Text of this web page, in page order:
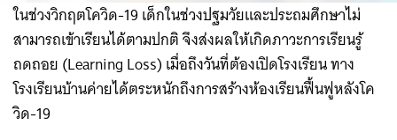
ในช่วงวิกฤตโควิด-19 เด็กในช่วงปฐมวัยและประถมศึกษาไม่
สามารถเข้าเรียนได้ตามปกติ จึงส่งผลให้เกิดภาวะการเรียนรู้
ถดถอย (Learning Loss) เมื่อถึงวันที่ต้องเปิดโรงเรียน ทาง
โรงเรียนบ้านค่ายได้ตระหนักถึงการสร้างห้องเรียนฟื้นฟูหลังโค
วิด-19